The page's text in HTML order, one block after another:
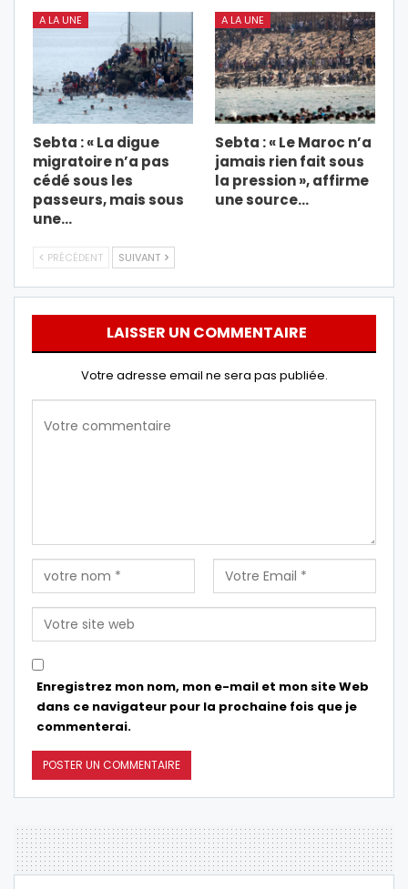
A LA UNE
Sebta : « La digue
migratoire n’a pas
cédé sous les
passeurs, mais sous
une…
A LA UNE
Sebta : « Le Maroc n’a
jamais rien fait sous
la pression », affirme
une source…
PRÉCÉDENT SUIVANT
LAISSER UN COMMENTAIRE
Votre adresse email ne sera pas publiée.
Enregistrez mon nom, mon e-mail et mon site Web
dans ce navigateur pour la prochaine fois que je
commenterai.